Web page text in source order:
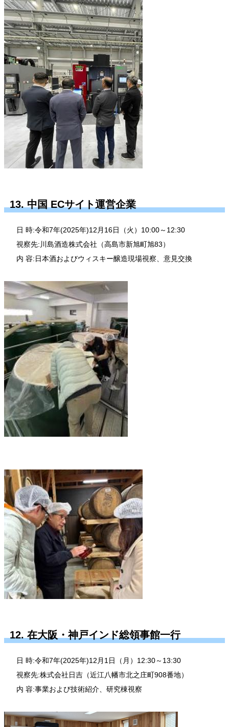
13. 中国 ECサイト運営企業
日 時:令和7年(2025年)12月16日（火）10:00～12:30
視察先:川島酒造株式会社（高島市新旭町旭83）
内 容:日本酒およびウィスキー醸造現場視察、意見交換
12. 在大阪・神戸インド総領事館一行
日 時:令和7年(2025年)12月1日（月）12:30～13:30
視察先:株式会社日吉（近江八幡市北之庄町908番地）
内 容:事業および技術紹介、研究棟視察